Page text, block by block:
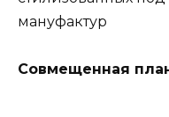
мануфактур
Совмещенная